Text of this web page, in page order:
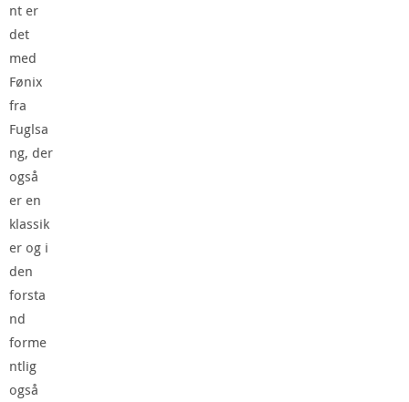
nt er
det
med
Fønix
fra
Fuglsa
ng, der
også
er en
klassik
er og i
den
forsta
nd
forme
ntlig
også